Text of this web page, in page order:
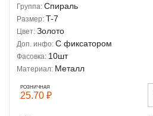
Группа: Спираль
Размер: T-7
Цвет: Золото
Доп. инфо: С фиксатором
Фасовка: 10шт
Материал: Металл
РОЗНИЧНАЯ
25.70 ₽